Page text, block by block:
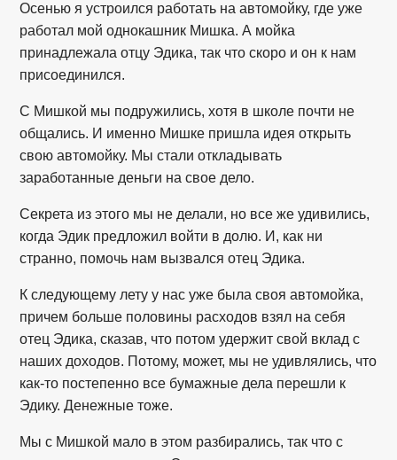
Осенью я устроился работать на автомойку, где уже
работал мой однокашник Мишка. А мойка
принадлежала отцу Эдика, так что скоро и он к нам
присоединился.
С Мишкой мы подружились, хотя в школе почти не
общались. И именно Мишке пришла идея открыть
свою автомойку. Мы стали откладывать
заработанные деньги на свое дело.
Секрета из этого мы не делали, но все же удивились,
когда Эдик предложил войти в долю. И, как ни
странно, помочь нам вызвался отец Эдика.
К следующему лету у нас уже была своя автомойка,
причем больше половины расходов взял на себя
отец Эдика, сказав, что потом удержит свой вклад с
наших доходов. Потому, может, мы не удивлялись, что
как-то постепенно все бумажные дела перешли к
Эдику. Денежные тоже.
Мы с Мишкой мало в этом разбирались, так что с